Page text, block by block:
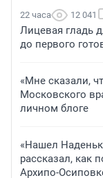
22 часа 12 041
Лицевая гладь
до первого
«Мне сказали,
Московского
личном блоге
«Нашел
рассказал, как
Архипо-